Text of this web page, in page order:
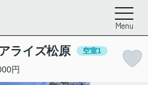
Menu
ライズ松原 空室1
円